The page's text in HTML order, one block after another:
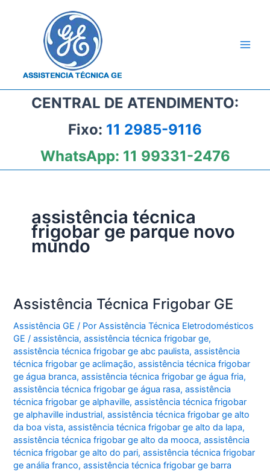
CENTRAL DE ATENDIMENTO:
Fixo: 11 2985-9116
WhatsApp: 11 99331-2476
assistência técnica
frigobar ge parque novo
mundo
Assistência Técnica Frigobar GE
Assistência GE / PorAssistência Técnica Eletrodomésticos
GE/assistência,assistência técnica frigobar ge,
assistência técnica frigobar ge abc paulista,assistência
técnica frigobar ge aclimação,assistência técnica frigobar
ge água branca,assistência técnica frigobar ge água fria,
assistência técnica frigobar ge água rasa,assistência
técnica frigobar ge alphaville,assistência técnica frigobar
ge alphaville industrial,assistência técnica frigobar ge alto
da boa vista,assistência técnica frigobar ge alto da lapa,
assistência técnica frigobar ge alto da mooca,assistência
técnica frigobar ge alto do pari,assistência técnica frigobar
ge anália franco,assistência técnica frigobar ge barra